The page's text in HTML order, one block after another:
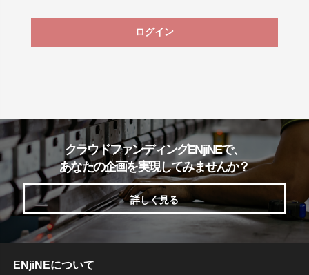
ログイン
クラウドファンディングENjiNEで、
あなたの企画を実現してみませんか？
詳しく見る
ENjiNEについて